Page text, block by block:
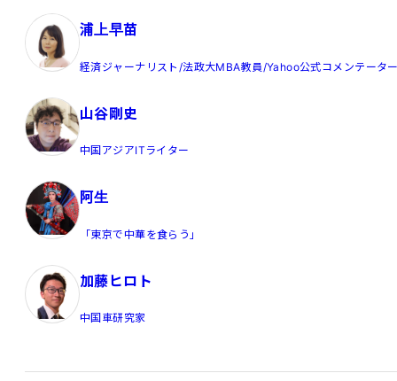
浦上早苗
経済ジャーナリスト/法政大MBA教員/Yahoo公式コメンテータ
山谷剛史
中国アジアITライター
阿生
「東京で中華を食らう」
加藤ヒロト
中国車研究家